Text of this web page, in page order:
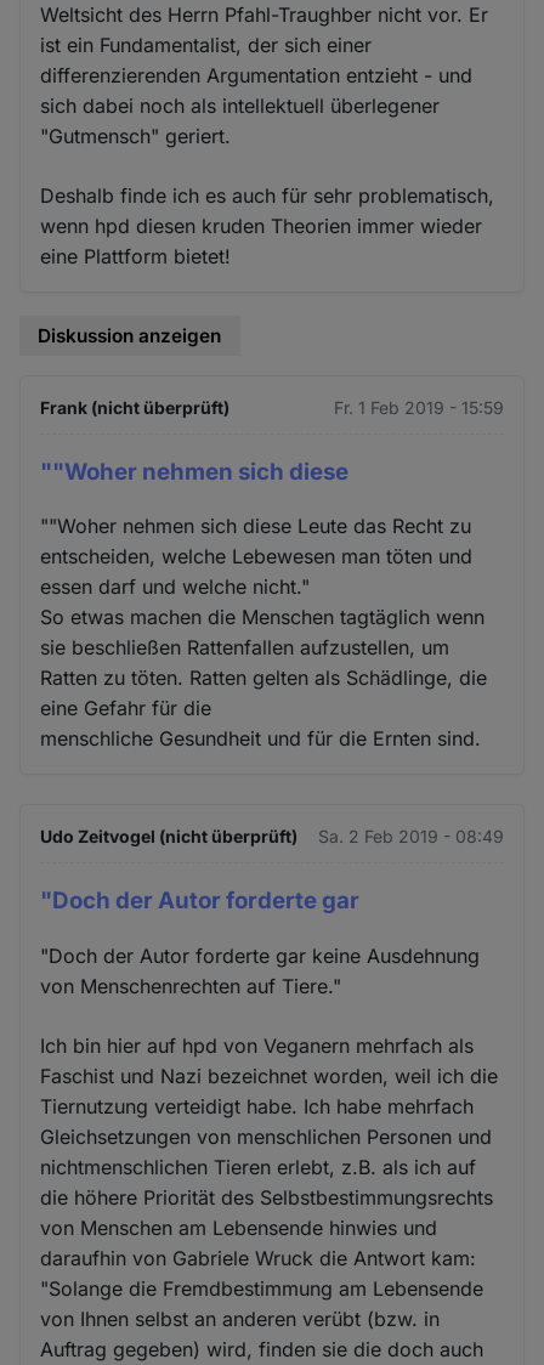
Weltsicht des Herrn Pfahl-Traughber nicht vor. Er
ist ein Fundamentalist, der sich einer
differenzierenden Argumentation entzieht - und
sich dabei noch als intellektuell überlegener
"Gutmensch" geriert.
Deshalb finde ich es auch für sehr problematisch,
wenn hpd diesen kruden Theorien immer wieder
eine Plattform bietet!
Diskussion anzeigen
Frank (nicht überprüft) Fr. 1 Feb 2019 - 15:59
""Woher nehmen sich diese
""Woher nehmen sich diese Leute das Recht zu
entscheiden, welche Lebewesen man töten und
essen darf und welche nicht."
So etwas machen die Menschen tagtäglich wenn
sie beschließen Rattenfallen aufzustellen, um
Ratten zu töten. Ratten gelten als Schädlinge, die
eine Gefahr für die
menschliche Gesundheit und für die Ernten sind.
Udo Zeitvogel (nicht überprüft) Sa. 2 Feb 2019 - 08:49
"Doch der Autor forderte gar
"Doch der Autor forderte gar keine Ausdehnung
von Menschenrechten auf Tiere."
Ich bin hier auf hpd von Veganern mehrfach als
Faschist und Nazi bezeichnet worden, weil ich die
Tiernutzung verteidigt habe. Ich habe mehrfach
Gleichsetzungen von menschlichen Personen und
nichtmenschlichen Tieren erlebt, z.B. als ich auf
die höhere Priorität des Selbstbestimmungsrechts
von Menschen am Lebensende hinwies und
daraufhin von Gabriele Wruck die Antwort kam:
"Solange die Fremdbestimmung am Lebensende
von Ihnen selbst an anderen verübt (bzw. in
Auftrag gegeben) wird, finden sie die doch auch